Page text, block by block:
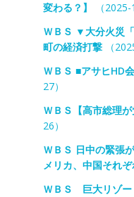
変わる？】
（2025-
ＷＢＳ ▼大分火災
町の経済打撃（
ＷＢＳ ■アサヒHD
27）
ＷＢＳ【高市総理が
26）
ＷＢＳ 日中の緊張
メリカ、中国それ
ＷＢＳ 巨大リゾー